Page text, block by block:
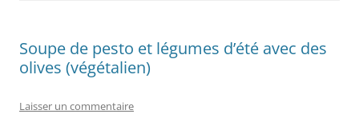
Soupe de pesto et légumes d’été avec des
olives (végétalien)
Laisser un commentaire